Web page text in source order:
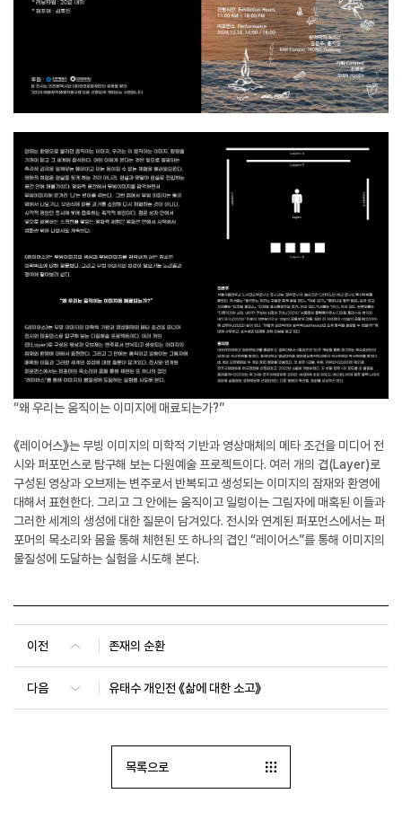
“왜 우리는 움직이는 이미지에 매료되는가?”
《레이어스》는 무빙 이미지의 미학적 기반과 영상매체의 메타 조건을 미디어 전
시와 퍼포먼스로 탐구해 보는 다원예술 프로젝트이다. 여러 개의 겹(Layer)로
구성된 영상과 오브제는 변주로서 반복되고 생성되는 이미지의 잠재와 환영에
대해서 표현한다. 그리고 그 안에는 움직이고 일렁이는 그림자에 매혹된 이들과
그러한 세계의 생성에 대한 질문이 담겨있다. 전시와 연계된 퍼포먼스에서는 퍼
포머의 목소리와 몸을 통해 체현된 또 하나의 겹인 “레이어스”를 통해 이미지의
물질성에 도달하는 실험을 시도해 본다.
이전 존재의 순환
다음 유태수 개인전 《삶에 대한 소고》
목록으로